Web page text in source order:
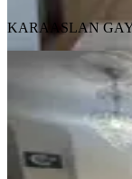
KARAASLAN